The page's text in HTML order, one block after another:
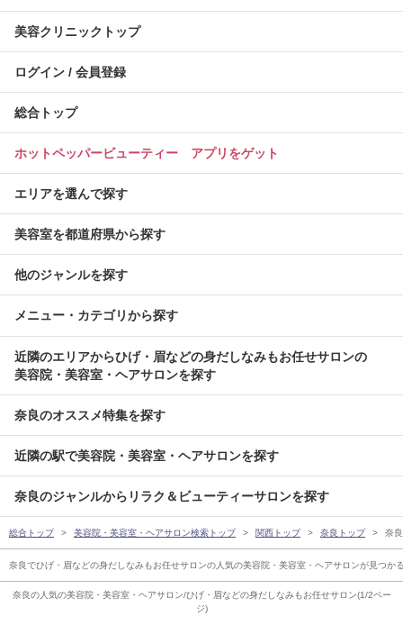
奈良の人気の美容院・美容室・ヘアサロン/ひげ・眉などの身だしなみもお任せサロン(1/2ペー
ジ)
美容クリニックトップ
ログイン / 会員登録
総合トップ
ホットペッパービューティー アプリをゲット
エリアを選んで探す
美容室を都道府県から探す
他のジャンルを探す
メニュー・カテゴリから探す
近隣のエリアからひげ・眉などの身だしなみもお任せサロンの
美容院・美容室・ヘアサロンを探す
奈良のオススメ特集を探す
近隣の駅で美容院・美容室・ヘアサロンを探す
奈良のジャンルからリラク＆ビューティーサロンを探す
総合トップ 美容院・美容室・ヘアサロン検索トップ 関西トップ 奈良トップ 奈
奈良でひげ・眉などの身だしなみもお任せサロンの人気の美容院・美容室・ヘアサロンが見つ